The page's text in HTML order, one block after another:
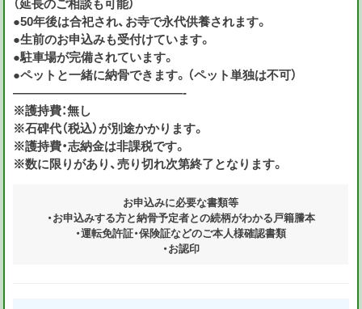
●50年後は合祀され、お寺で永代供養されます。
●生前のお申込みも受付けています。
●駐車場が完備されています。
●ペットと一緒に納骨できます。（ペット単独は不可）
——————————————-
※護持費：無し
※石碑代（税込）が別途かかります。
※護持費・志納金は非課税です。
※数に限りがあり、売り切れ次第終了となります。
お申込みに必要な書類等
・お申込みする方と納骨予定者との続柄がわかる戸籍謄本
・運転免許証・保険証などのご本人様確認書類
・お認印